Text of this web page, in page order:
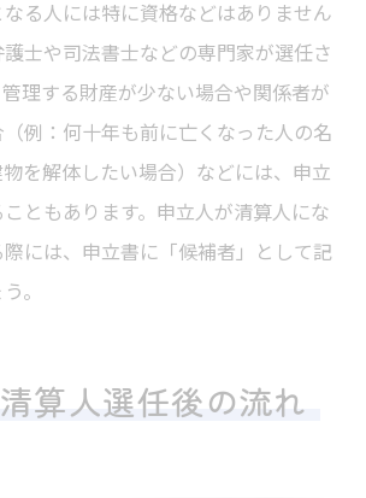
る人には特に資格などはありません
士や司法書士などの専門家が選任さ
理する財産が少ない場合や関係者が
例：何十年も前に亡くなった人の名
を解体したい場合）などには、申立
ともあります。申立人が清算人にな
には、申立書に「候補者」として記
。
算人選任後の流れ